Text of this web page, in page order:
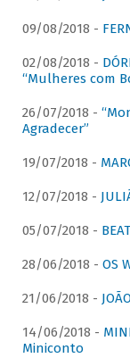
09/08/2018 -
02/08/2018 -
“Mulheres com
26/07/2018 -
Agradecer”
19/07/2018 -
12/07/2018 -
05/07/2018 -
28/06/2018 - OS
21/06/2018 -
14/06/2018 -
Miniconto